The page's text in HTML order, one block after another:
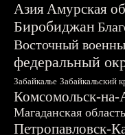
АзияАмурская
Биробиджан
Восточный
федеральный
Забайкалье Забайкальский
Комсомольск-
Магаданская область
Петропавловск-